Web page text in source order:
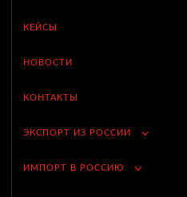
КЕЙСЫ
НОВОСТИ
КОНТАКТЫ
ЭКСПОРТ ИЗ РОССИИ
ИМПОРТ В РОССИЮ